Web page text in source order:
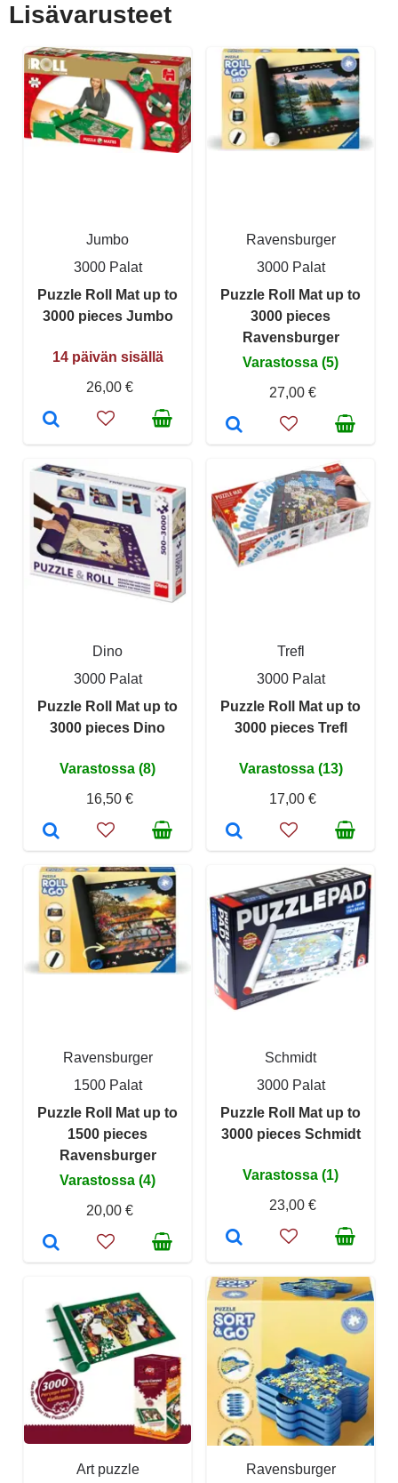
Lisävarusteet
Jumbo
3000 Palat
Puzzle Roll Mat up to
3000 pieces Jumbo
14 päivän sisällä
26,00 €
Ravensburger
3000 Palat
Puzzle Roll Mat up to
3000 pieces
Ravensburger
Varastossa (5)
27,00 €
Dino
3000 Palat
Puzzle Roll Mat up to
3000 pieces Dino
Varastossa (8)
16,50 €
Trefl
3000 Palat
Puzzle Roll Mat up to
3000 pieces Trefl
Varastossa (13)
17,00 €
Ravensburger
1500 Palat
Puzzle Roll Mat up to
1500 pieces
Ravensburger
Varastossa (4)
20,00 €
Schmidt
3000 Palat
Puzzle Roll Mat up to
3000 pieces Schmidt
Varastossa (1)
23,00 €
Art puzzle Ravensburger